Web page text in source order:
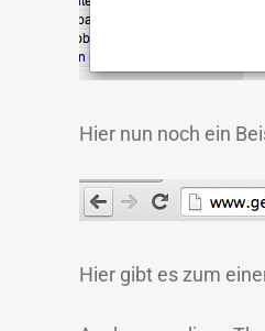
Hier nun noch ein
Hier gibt es zum